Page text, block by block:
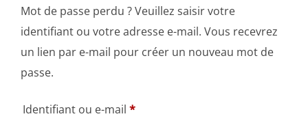
Mot de passe perdu ? Veuillez saisir votre
identifiant ou votre adresse e-mail. Vous recevrez
un lien par e-mail pour créer un nouveau mot de
passe.
Identifiant ou e-mail *Obligatoire